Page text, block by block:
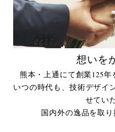
想いを
熊本・上通にて創業125年
いつの時代も、技術デザイ
せてい
国内外の逸品を取り